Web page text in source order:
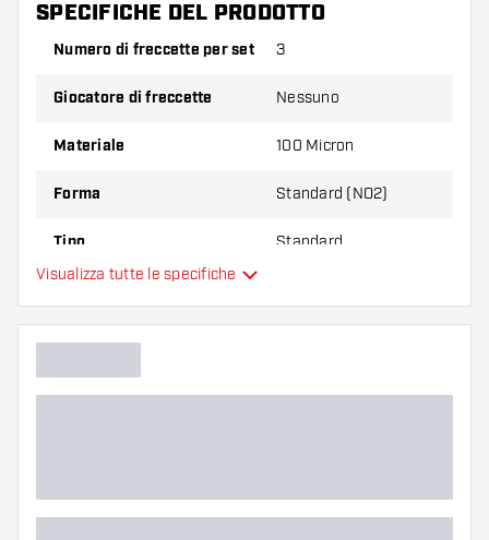
numero di alette e di astine. Questi possono
Provate una forma, un materiale o uno
variante vi si addice di più!
SPECIFICHE DEL PRODOTTO
Numero di freccette per set 3
Giocatore di freccette Nessuno
Materiale 100 Micron
Forma Standard (NO2)
Tipo Standard
Colore principale
Visualizza tutte le specifiche